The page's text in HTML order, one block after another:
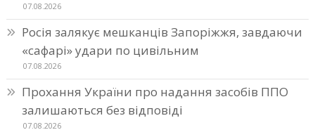
07.08.2026
Росія залякує мешканців Запоріжжя, завдаючи
«сафарі» удари по цивільним
07.08.2026
Прохання України про надання засобів ППО
залишаються без відповіді
07.08.2026